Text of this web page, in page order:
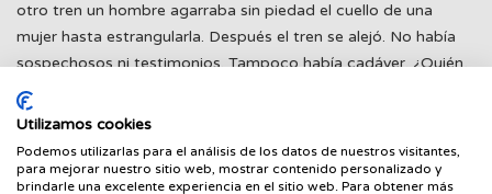
otro tren un hombre agarraba sin piedad el cuello de una
mujer hasta estrangularla. Después el tren se alejó. No había
sospechosos ni testimonios. Tampoco había cadáver. ¿Quién,
salvo Jane Marple, se tomaría en serio esta historia?á «Este
libro es el ejemplo perfecto de lo que debe ser una historia de
ninguna es irrelevante.» The Times (1957)
Utilizamos cookies
Podemos utilizarlas para el análisis de los datos de nuestros visitantes,
para mejorar nuestro sitio web, mostrar contenido personalizado y
brindarle una excelente experiencia en el sitio web. Para obtener más